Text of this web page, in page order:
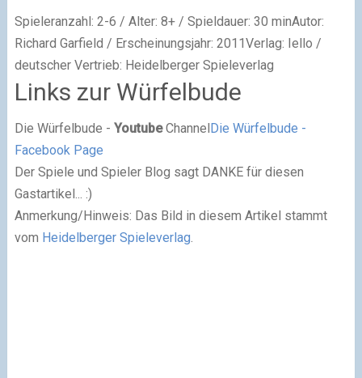
Spieleranzahl: 2-6 / Alter: 8+ / Spieldauer: 30 minAutor:
Richard Garfield / Erscheinungsjahr: 2011Verlag: Iello /
deutscher Vertrieb: Heidelberger Spieleverlag
Links zur Würfelbude
Die Würfelbude - YoutubeChannelDie Würfelbude -
Facebook Page
Der Spiele und Spieler Blog sagt DANKE für diesen
Gastartikel... :)
Anmerkung/Hinweis: Das Bild in diesem Artikel stammt
vom Heidelberger Spieleverlag